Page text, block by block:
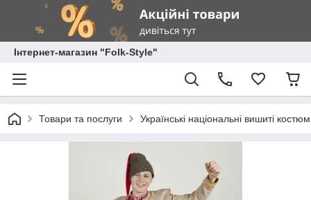
Інтернет-магазин "Folk-Style"
Товари та послуги Українські національні вишиті